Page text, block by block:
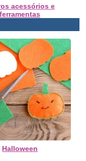
acessórios e
ferramentas
Halloween